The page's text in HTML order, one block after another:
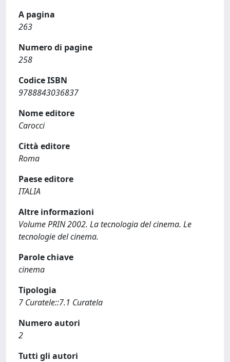
A pagina
263
Numero di pagine
258
Codice ISBN
9788843036837
Nome editore
Carocci
Città editore
Roma
Paese editore
ITALIA
Altre informazioni
Volume PRIN 2002. La tecnologia del cinema. Le
tecnologie del cinema.
Parole chiave
cinema
Tipologia
7 Curatele::7.1 Curatela
Numero autori
2
Tutti gli autori